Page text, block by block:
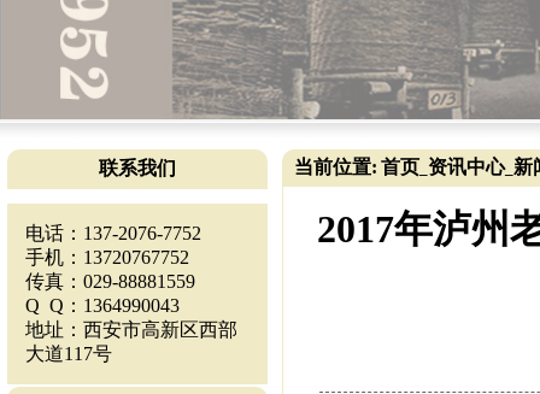
联系我们
电话：137-2076-7752
手机：13720767752
传真：029-88881559
Q Q：1364990043
地址：西安市高新区西部
大道117号
当前位置: 首页 资讯中心_ 新
2017年泸州